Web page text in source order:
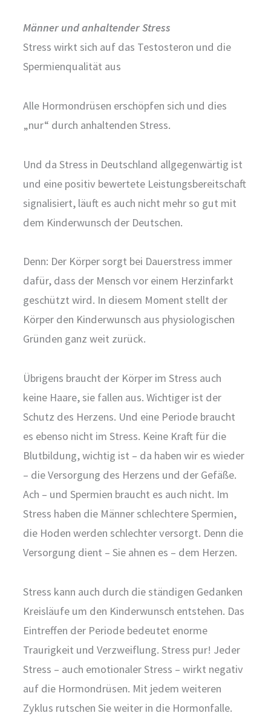
Männer und anhaltender Stress
Stress wirkt sich auf das Testosteron und die
Spermienqualität aus
Alle Hormondrüsen erschöpfen sich und dies
„nur“ durch anhaltenden Stress.
Und da Stress in Deutschland allgegenwärtig ist
und eine positiv bewertete Leistungsbereitschaft
signalisiert, läuft es auch nicht mehr so gut mit
dem Kinderwunsch der Deutschen.
Denn: Der Körper sorgt bei Dauerstress immer
dafür, dass der Mensch vor einem Herzinfarkt
geschützt wird. In diesem Moment stellt der
Körper den Kinderwunsch aus physiologischen
Gründen ganz weit zurück.
Übrigens braucht der Körper im Stress auch
keine Haare, sie fallen aus. Wichtiger ist der
Schutz des Herzens. Und eine Periode braucht
es ebenso nicht im Stress. Keine Kraft für die
Blutbildung, wichtig ist – da haben wir es wieder
– die Versorgung des Herzens und der Gefäße.
Ach – und Spermien braucht es auch nicht. Im
Stress haben die Männer schlechtere Spermien,
die Hoden werden schlechter versorgt. Denn die
Versorgung dient – Sie ahnen es – dem Herzen.
Stress kann auch durch die ständigen Gedanken
Kreisläufe um den Kinderwunsch entstehen. Das
Eintreffen der Periode bedeutet enorme
Traurigkeit und Verzweiflung. Stress pur! Jeder
Stress – auch emotionaler Stress – wirkt negativ
auf die Hormondrüsen. Mit jedem weiteren
Zyklus rutschen Sie weiter in die Hormonfalle.